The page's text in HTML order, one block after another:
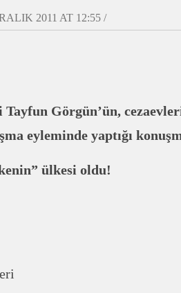
2011 AT 12:55 /
Görgün’ün,
eyleminde yaptığı
ülkesi oldu!